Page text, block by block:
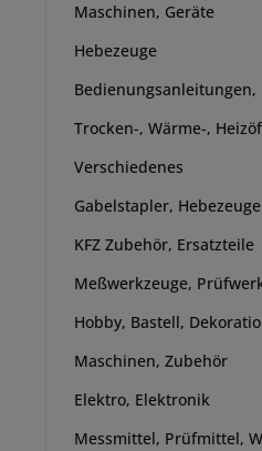
Maschinen, Geräte
Hebezeuge
Bedienungsanleitungen,
Trocken-, Wärme-,
Verschiedenes
Gabelstapler,
KFZ Zubehör, Ersatzteile
Meßwerkzeuge,
Hobby, Bastell,
Maschinen, Zubehör
Elektro, Elektronik
Messmittel, Prüfmittel,